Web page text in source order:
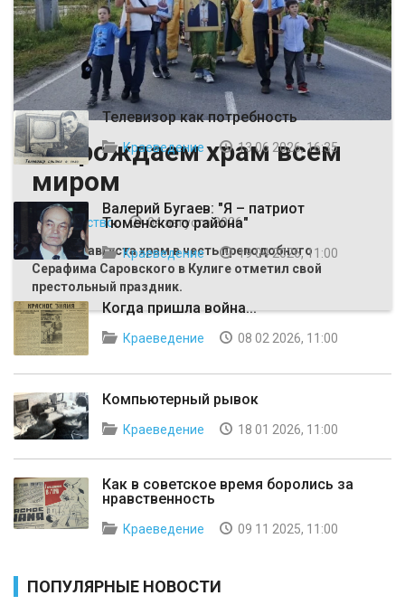
Возрождаем храм всем
миром
Общество
04 августа 2026
Первого августа храм в честь преподобного
Серафима Саровского в Кулиге отметил свой
престольный праздник.
ВЫБОР РЕДАКЦИИ
Телевизор как потребность
Краеведение 13 06 2026, 16:35
Валерий Бугаев: "Я – патриот
Тюменского района"
Краеведение 19 04 2026, 11:00
Когда пришла война...
Краеведение 08 02 2026, 11:00
Компьютерный рывок
Краеведение 18 01 2026, 11:00
Как в советское время боролись за
нравственность
Краеведение 09 11 2025, 11:00
ПОПУЛЯРНЫЕ НОВОСТИ